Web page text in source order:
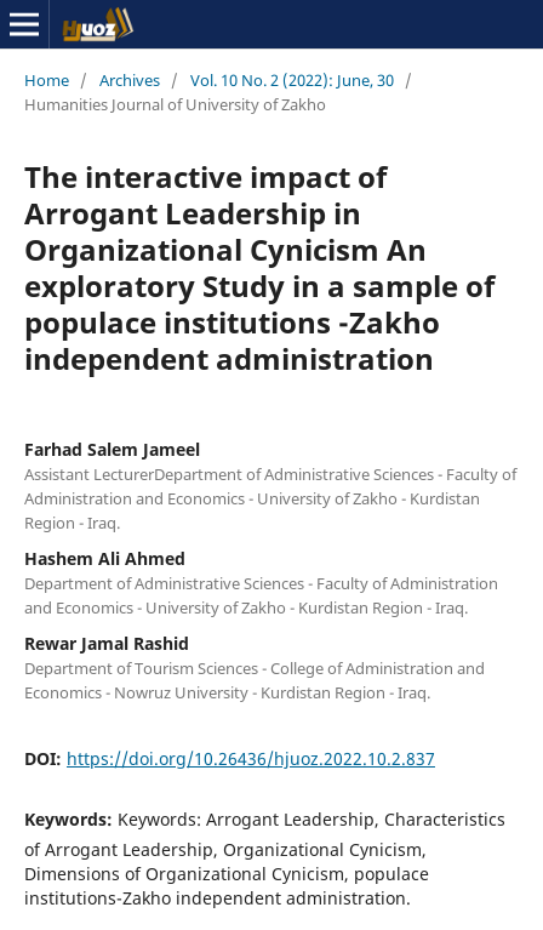
Home / Archives / Vol. 10 No. 2 (2022): June, 30 /
Humanities Journal of University of Zakho
The interactive impact of
Arrogant Leadership in
Organizational Cynicism An
exploratory Study in a sample of
populace institutions -Zakho
independent administration
Farhad Salem Jameel
Assistant LecturerDepartment of Administrative Sciences - Faculty of
Administration and Economics - University of Zakho - Kurdistan
Region - Iraq.
Hashem Ali Ahmed
Department of Administrative Sciences - Faculty of Administration
and Economics - University of Zakho - Kurdistan Region - Iraq.
Rewar Jamal Rashid
Department of Tourism Sciences - College of Administration and
Economics - Nowruz University - Kurdistan Region - Iraq.
DOI: https://doi.org/10.26436/hjuoz.2022.10.2.837
Keywords: Keywords: Arrogant Leadership, Characteristics
of Arrogant Leadership, Organizational Cynicism,
Dimensions of Organizational Cynicism, populace
institutions-Zakho independent administration.